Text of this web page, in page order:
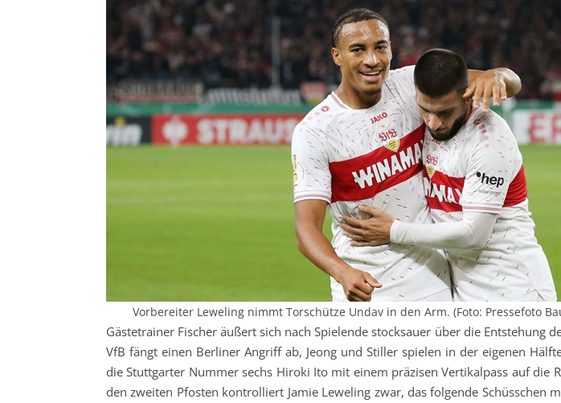
Vorbereiter Leweling nimmt Torschütze Undav in den Arm. (Foto: Pressefoto
Gästetrainer Fischer äußert sich nach Spielende stocksauer über die Entstehung
VfB fängt einen Berliner Angriff ab, Jeong und Stiller spielen in der eigenen
die Stuttgarter Nummer sechs Hiroki Ito mit einem präzisen Vertikalpass auf die
den zweiten Pfosten kontrolliert Jamie Leweling zwar, das folgende Schüsschen